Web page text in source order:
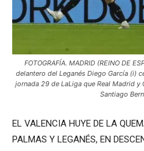
FOTOGRAFÍA. MADRID (REINO DE
delantero del Leganés Diego García (i)
jornada 29 de LaLiga que Real Madrid
Santiago
EL VALENCIA HUYE DE LA
PALMAS Y LEGANÉS, EN